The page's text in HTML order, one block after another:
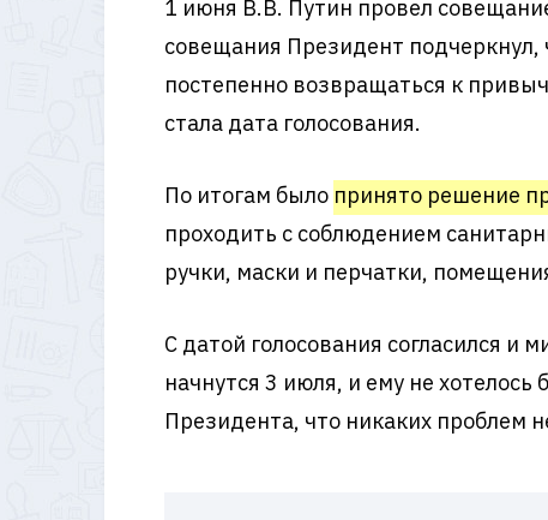
1 июня В.В. Путин провел
совещания Президент подчеркнул,
постепенно возвращаться к
стала дата голосования.
По итогам было принято решение
проходить с соблюдением
ручки, маски и перчатки,
С датой голосования согласился и
начнутся 3 июля, и ему не
Президента, что никаких проблем